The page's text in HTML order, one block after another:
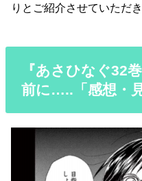
りとご紹介させていただ
『あさひなぐ32
前に…..「感想・